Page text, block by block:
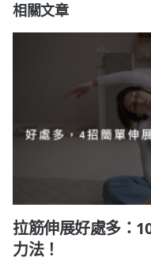
相關文章
拉筋伸展好處多：
力法！